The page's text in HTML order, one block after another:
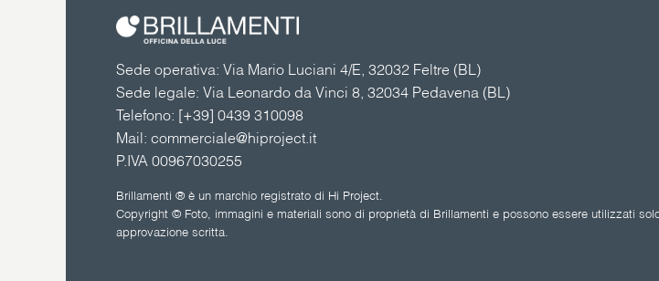
Sede operativa: Via Mario Luciani 4/E, 32032 Feltre (BL)
Sede legale: Via Leonardo da Vinci 8, 32034 Pedavena (BL)
Telefono: [+39] 0439 310098
Mail: commerciale@hiproject.it
P.IVA 00967030255
Brillamenti ® è un marchio registrato di Hi Project.
Copyright © Foto, immagini e materiali sono di proprietà di Brillamenti e possono essere utilizzati
approvazione scritta.